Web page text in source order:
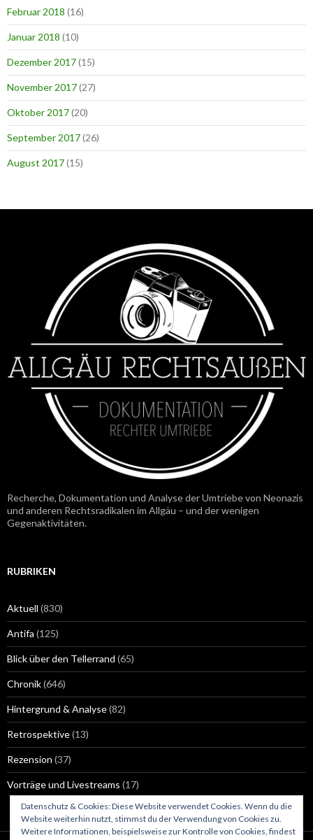
Februar 2018 (16)
Januar 2018 (10)
Dezember 2017(15)
November 2017(27)
Oktober 2017(20)
September 2017(26)
August 2017(15)
Recherche, Dokumentation und Analyse der Umtriebe von Neonazis
und anderen Rechtsradikalen im Allgäu – und der wenigen
Gegenaktivitäten.
RUBRIKEN
Aktuell (830)
Antifa (125)
Blick über den Tellerrand (65)
Chronik(646)
Hintergrund & Analyse(82)
Retrospektive(13)
Rezension (37)
Vorträge und Livestreams (17)
Datenschutz & Cookies: Diese Website verwendet Cookies. Wenn du die
Website weiterhin nutzt, stimmst du der Verwendung von Cookies zu.
Weitere Informationen, beispielsweise zur Kontrolle von Cookies, findest